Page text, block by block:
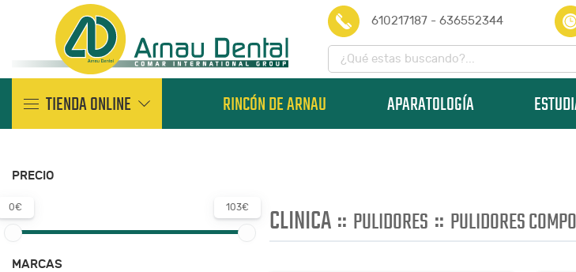
610217187 - 636552344
TIENDA ONLINE RINCÓN DE ARNAU APARATOLOGÍA
PRECIO
0€ 103€
MARCAS
CLINICA :: PULIDORES :: PULIDORES